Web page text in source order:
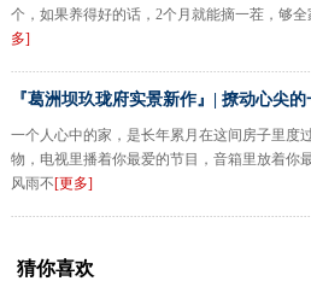
个，如果养得好的话，2个月就能摘一茬，够
多]
『葛洲坝玖珑府实景新作』| 撩动心尖
一个人心中的家，是长年累月在这间房子里度
物，电视里播着你最爱的节目，音箱里放着你
风雨不[更多]
猜你喜欢